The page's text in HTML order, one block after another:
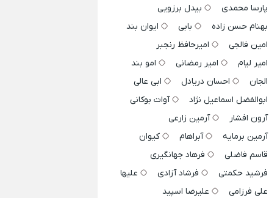
پارسا محمدی
بیدل برزویی
بهنام حسن زاده
بابی
ایوان بند
امین فالجی
امیرحافظ رنجبر
امیر لیام
امیر رمضانی
امو بند
الجان
احسان دریادل
ابی عالی
ابوالفضل اسماعیل نژاد
آوات بوکانی
آرون افشار
آرمین زارعی
آرمین برمایه
آبراهام
کیوان
قاسم فاضلی
فرهاد جهانگیری
فرشید حکمتی
فرشاد آزادی
علیها
علی فرزامی
علیرضا اسپید